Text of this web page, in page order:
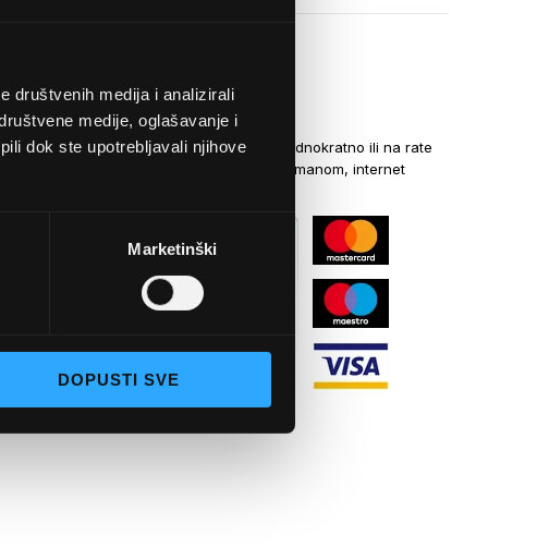
društvenih medija i analizirali
medije, oglašavanje i
dok ste upotrebljavali njihove
Marketinški
DOPUSTI SVE
NAČINI PLAĆANJA
Kreditnim karticama jednokratno ili na rate
općom uplatnicom, virmanom, internet